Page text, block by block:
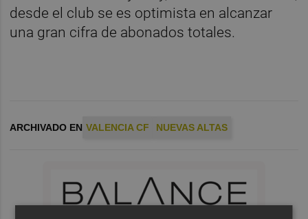
desde el club se es optimista en alcanzar
una gran cifra de abonados totales.
ARCHIVADO EN VALENCIA CF NUEVAS ALTAS